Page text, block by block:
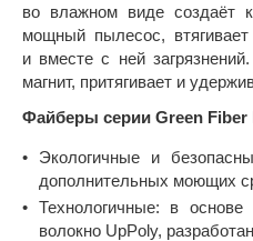
во влажном виде создаёт
мощный пылесос, втягивает
и вместе с ней
магнит, притягивает и
Файберы серии Green Fiber
Экологичные и
дополнительных моющих
Технологичные: в
волокно UpPoly,